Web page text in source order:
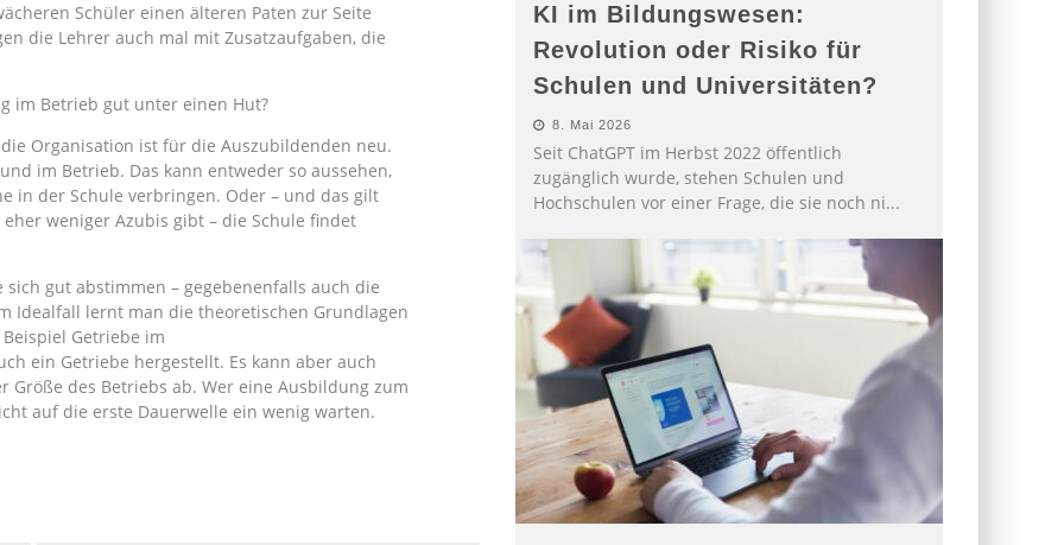
Schüler einen älteren Paten zur Seite
die Lehrer auch mal mit Zusatzaufgaben, die
im Betrieb gut unter einen Hut?
Organisation ist für die Auszubildenden neu.
im Betrieb. Das kann entweder so aussehen,
in der Schule verbringen. Oder – und das gilt
weniger Azubis gibt – die Schule findet
gut abstimmen – gegebenenfalls auch die
Idealfall lernt man die theoretischen Grundlagen
Getriebe im
ein Getriebe hergestellt. Es kann aber auch
Größe des Betriebs ab. Wer eine Ausbildung zum
auf die erste Dauerwelle ein wenig warten.
KI im Bildungswesen:
Revolution oder Risiko für
Schulen und Universitäten?
8. Mai 2026
Seit ChatGPT im Herbst 2022 öffentlich
zugänglich wurde, stehen Schulen und
Hochschulen vor einer Frage, die sie noch ni...